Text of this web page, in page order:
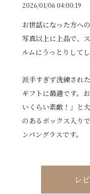
2026/01/06 04:00:19
お世話になった方へ
写真以上に上品で、
ルムにうっとりしてし
派手すぎず洗練され
ギフトに最適です。
いくらい素敵！」と
のあるボックス入り
ンパングラスです。
レ